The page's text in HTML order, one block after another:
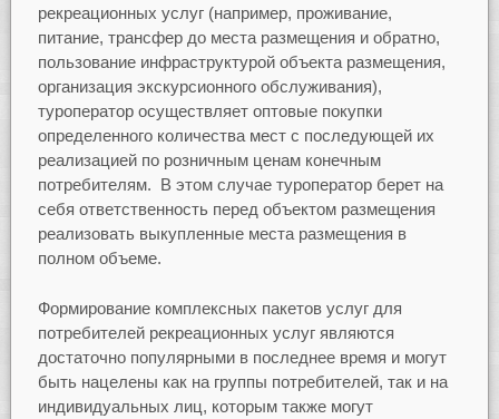
рекреационных услуг (например, проживание,
питание, трансфер до места размещения и обратно,
пользование инфраструктурой объекта размещения,
организация экскурсионного обслуживания),
туроператор осуществляет оптовые покупки
определенного количества мест с последующей их
реализацией по розничным ценам конечным
потребителям. В этом случае туроператор берет на
себя ответственность перед объектом размещения
реализовать выкупленные места размещения в
полном объеме.
Формирование комплексных пакетов услуг для
потребителей рекреационных услуг являются
достаточно популярными в последнее время и могут
быть нацелены как на группы потребителей, так и на
индивидуальных лиц, которым также могут